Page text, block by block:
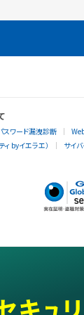
スワード漏洩診断
byイエラエ）
サイ